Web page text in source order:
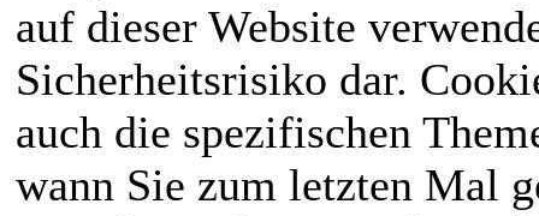
auf dieser Website
Sicherheitsrisiko dar.
auch die spezifischen
wann Sie zum letzten Mal